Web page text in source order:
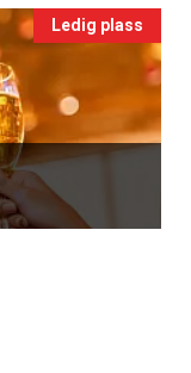
Ledig plass